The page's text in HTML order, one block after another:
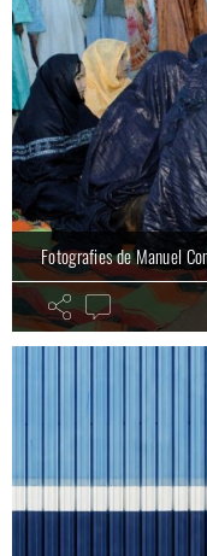
Fotografies de Manuel